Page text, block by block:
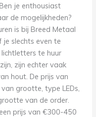
je enthousiast
de mogelijkheden?
is bij Breed Metaal
slechts even te
lichtletters te huur
zijn echter vaak
hout. De prijs van
grootte, type LEDs,
van de order.
prijs van €300-450